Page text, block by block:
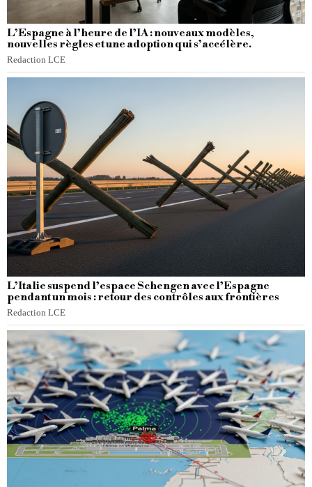
L’Espagne à l’heure de l’IA : nouveaux modèles,
nouvelles règles et une adoption qui s’accélère.
Redaction LCE
L’Italie suspend l’espace Schengen avec l’Espagne
pendant un mois : retour des contrôles aux frontières
Redaction LCE